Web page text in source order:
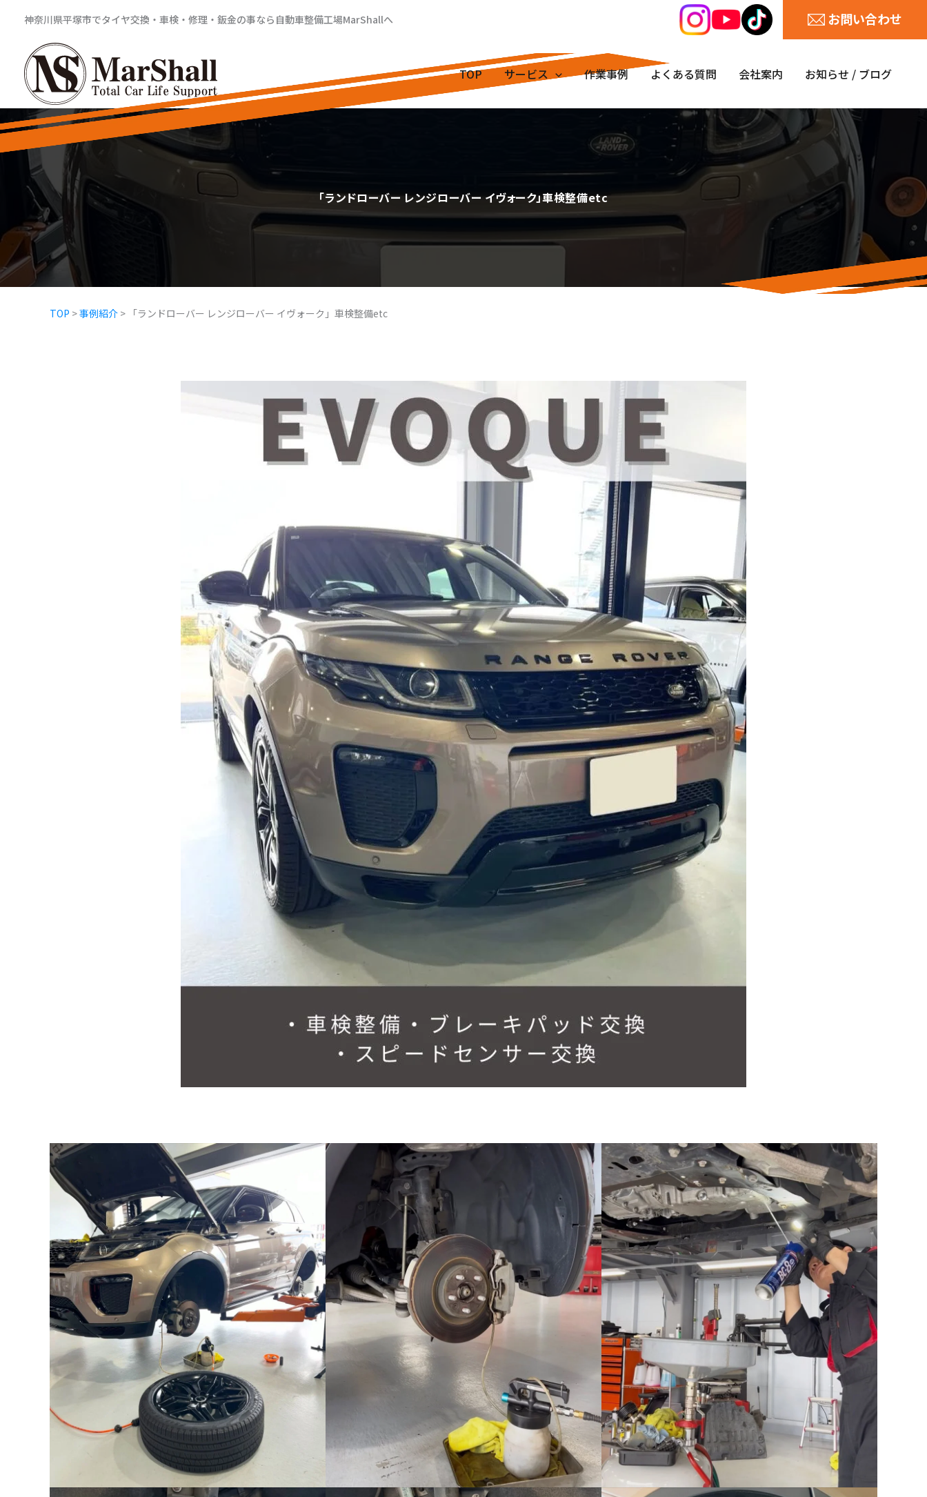
ッ
神奈川県平塚市でタイヤ交換・車検・修理・鈑金の事なら自動車整備工場MarShallへ お問い合わせ
TOP サービス 作業事例 よくある質問 会社案内 お知らせ / ブログ
「ランドローバー レンジローバー イヴォーク」車検整備etc
TOP >事例紹介 > 「ランドローバー レンジローバー イヴォーク」車検整備etc